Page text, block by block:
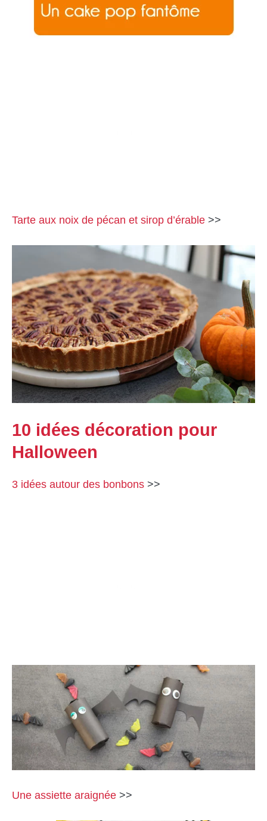
Tarte aux noix de pécan et sirop d’érable >>
10 idées décoration pour
Halloween
3 idées autour des bonbons >>
Une assiette araignée >>